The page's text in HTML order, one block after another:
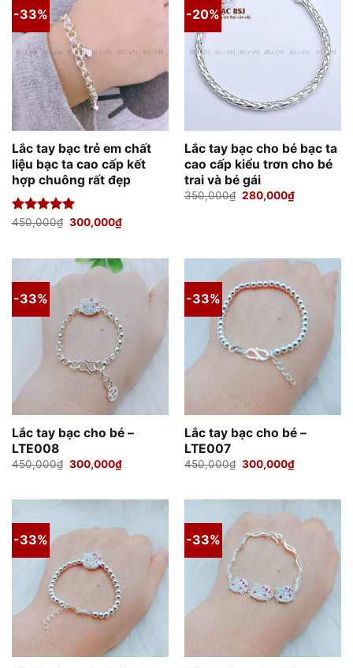
-33%
Lắc tay bạc trẻ em chất
liệu bạc ta cao cấp kết
hợp chuông rất đẹp
Được xếp
450,000₫ Giá
300,000₫Giá
hiện
300,000₫.
-20%
Lắc tay bạc cho bé bạc ta
cao cấp kiểu trơn cho bé
trai và bé gái
350,000₫ Giá
280,000₫Giá
hiện
-33%
Lắc tay bạc cho bé –
LTE008
450,000₫ Giá
300,000₫Giá
hiện
-33%
Lắc tay bạc cho bé –
LTE007
450,000₫ Giá
300,000₫Giá
hiện
-33% -33%